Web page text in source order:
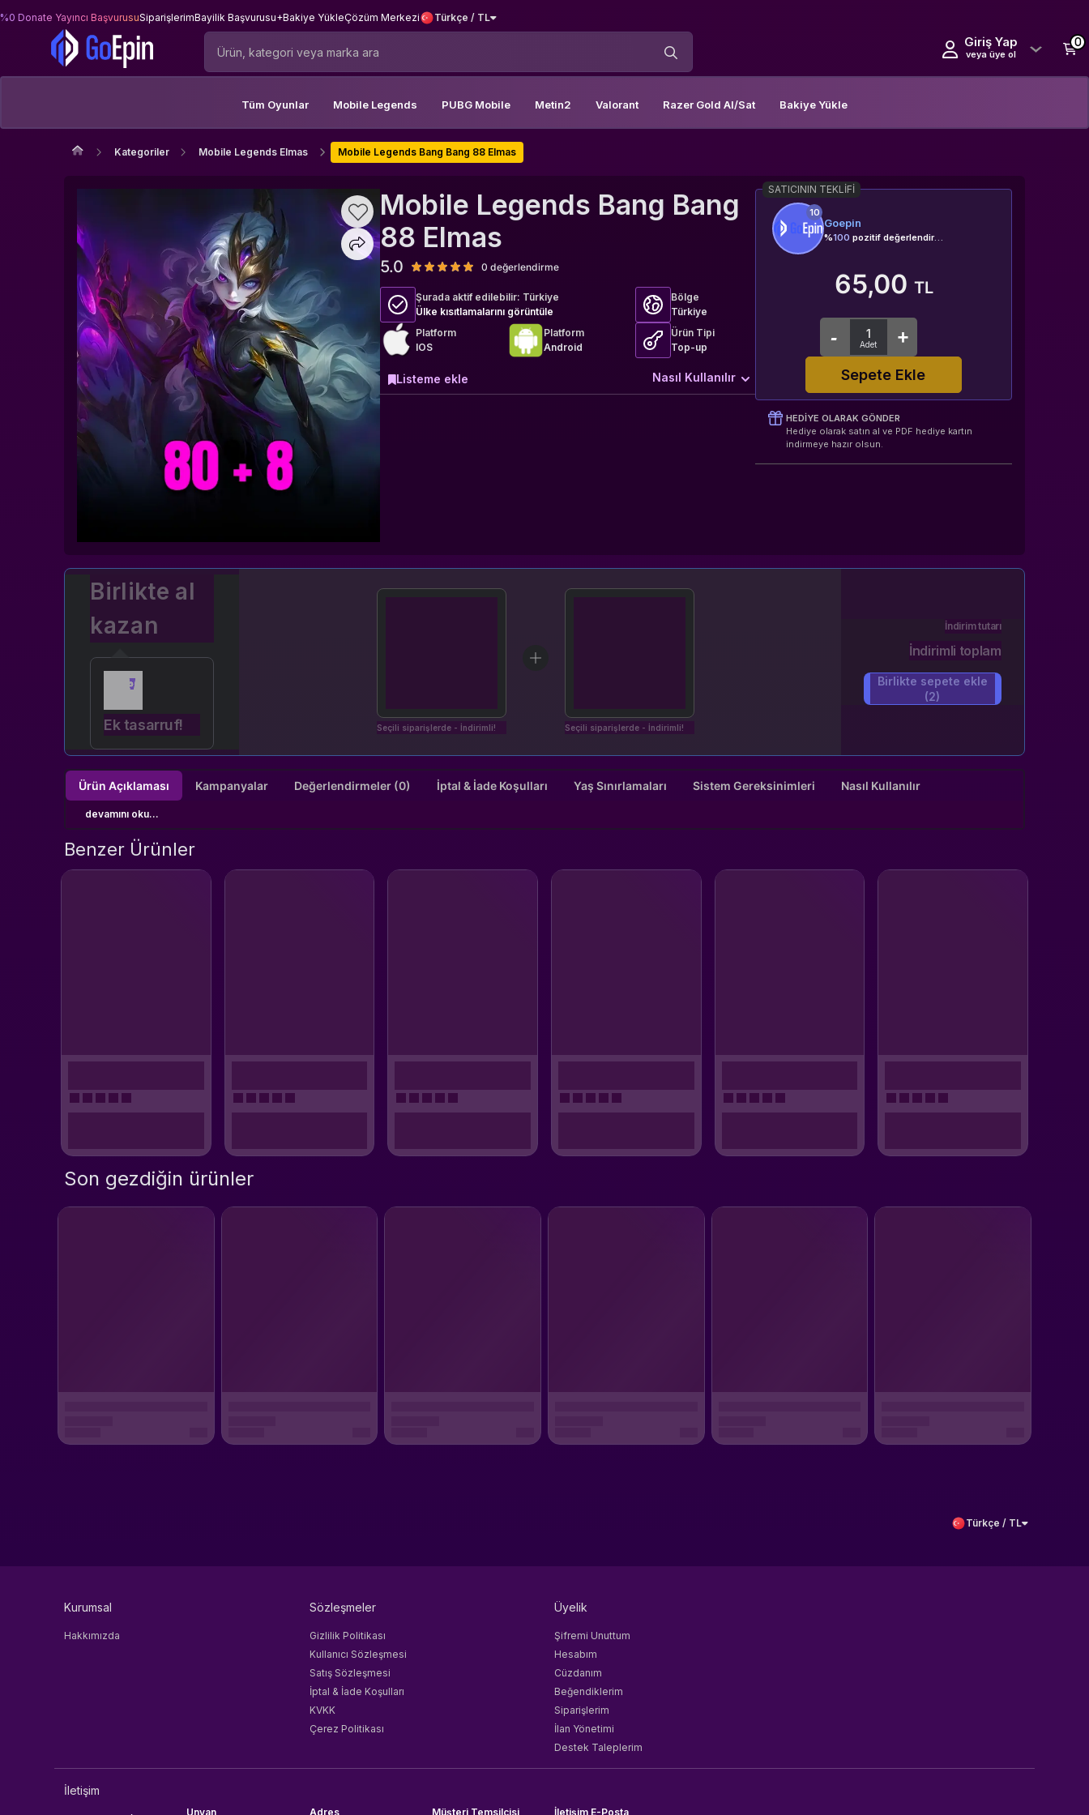
%0 Donate Yayıncı BaşvurusuSiparişlerimBayilik Başvurusu+Bakiye YükleÇözüm Merkezi Türkçe / TL
Giriş Yap
veya üye ol
0
Tüm Oyunlar Mobile Legends PUBG Mobile Metin2 Valorant Razer Gold Al/Sat Bakiye Yükle
Kategoriler Mobile Legends Elmas Mobile Legends Bang Bang 88 Elmas
Mobile Legends Bang Bang
88 Elmas
5.0 0 değerlendirme
Şurada aktif edilebilir: Türkiye
Ülke kısıtlamalarını görüntüle
Bölge
Türkiye
Platform
IOS
Platform
Android
Ürün Tipi
Top-up
Nasıl Kullanılır
Listeme ekle
SATICININ TEKLIFI
10
Goepin
%100 pozitif değerlendirme
65,00 TL
Sepete Ekle
HEDIYE OLARAK GÖNDER
Hediye olarak satın al ve PDF hediye kartın
indirmeye hazır olsun.
Birlikte al
kazan
Ek tasarruf! Seçili siparişlerde - İndirimli! Seçili siparişlerde - İndirimli!
İndirim tutarı
İndirimli toplam
Birlikte sepete ekle
(2)
Ürün Açıklaması Kampanyalar Değerlendirmeler (0) İptal & İade Koşulları Yaş Sınırlamaları Sistem Gereksinimleri Nasıl Kullanılır
devamını oku...
Benzer Ürünler
Son gezdiğin ürünler
Türkçe / TL
Kurumsal
Hakkımızda
Sözleşmeler
Gizlilik Politikası
Kullanıcı Sözleşmesi
Satış Sözleşmesi
İptal & İade Koşulları
KVKK
Çerez Politikası
Üyelik
Şifremi Unuttum
Hesabım
Cüzdanım
Beğendiklerim
Siparişlerim
İlan Yönetimi
Destek Taleplerim
İletişim
Unvan Adres Müşteri Temsilcisi İletişim E-Posta